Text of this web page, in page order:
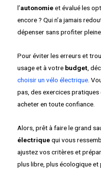
l’autonomieet évalué les
encore ? Qui n’a jamais
dépenser sans profiter
Pour éviter les erreurs et
usage et à votre budget,
choisir un vélo électrique.
pas, des exercices
acheter en toute confiance.
Alors, prêt à faire le grand
électriquequi vous
ajustez vos critères et
plus libre, plus écologique et